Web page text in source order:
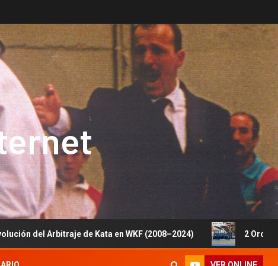
de Kata en WKF (2008–2024) 2 Oros, 1 Plata y 5